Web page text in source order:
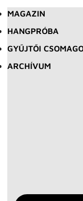
MAGAZIN
HANGPRÓBA
GYŰJTŐI
ARCHÍVUM